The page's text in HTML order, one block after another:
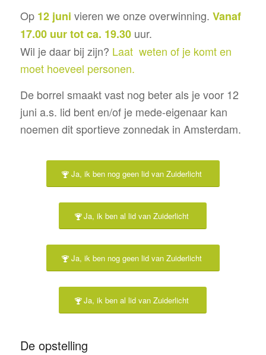
Op 12 juni vieren we onze overwinning. Vanaf
17.00 uur tot ca. 19.30uur.
Wil je daar bij zijn? Laat weten of je komt en
moet hoeveel personen.
De borrel smaakt vast nog beter als je voor 12
juni a.s. lid bent en/of je mede-eigenaar kan
noemen dit sportieve zonnedak in Amsterdam.
Ja, ik ben nog geen lid van Zuiderlicht
Ja, ik ben al lid van Zuiderlicht
Ja, ik ben nog geen lid van Zuiderlicht
Ja, ik ben al lid van Zuiderlicht
De opstelling